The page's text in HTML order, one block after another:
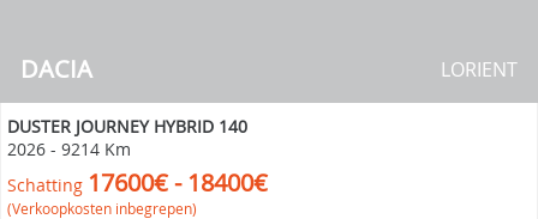
DACIA LORIENT
DUSTER JOURNEY HYBRID 140
2026 - 9214 Km
Schatting 17600€ - 18400€
(Verkoopkosten inbegrepen)